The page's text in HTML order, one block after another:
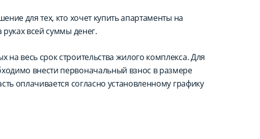
для тех, кто хочет купить апартаменты на
всей суммы денег.
весь срок строительства жилого комплекса. Для
внести первоначальный взнос в размере
оплачивается согласно установленному графику